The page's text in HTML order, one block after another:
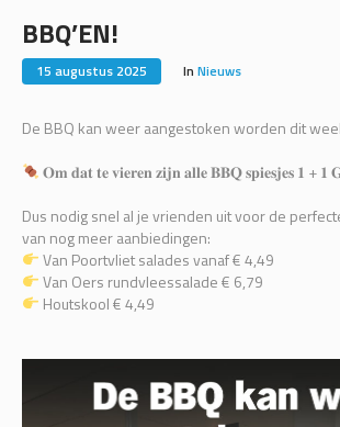
BBQ’EN!
15 augustus 2025 In Nieuws
De BBQ kan weer aangestoken worden dit
𝐎𝐦 𝐝𝐚𝐭 𝐭𝐞 𝐯𝐢𝐞𝐫𝐞𝐧 𝐳𝐢𝐣𝐧 𝐚𝐥𝐥𝐞 𝐁𝐁𝐐 𝐬𝐩𝐢𝐞𝐬𝐣𝐞𝐬 𝟏 +
Dus nodig snel al je vrienden uit voor de
van nog meer aanbiedingen:
Van Poortvliet salades vanaf € 4,49
Van Oers rundvleessalade € 6,79
Houtskool € 4,49